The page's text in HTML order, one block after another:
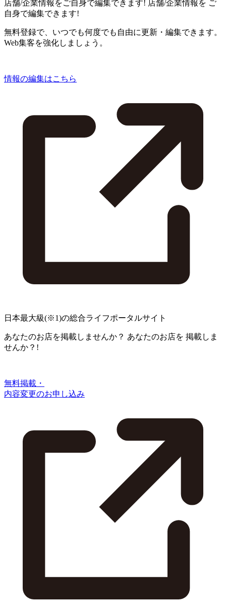
店舗/企業情報をご自身で編集できます! 店舗/企業情報を ご
自身で編集できます!
無料登録で、いつでも何度でも自由に更新・編集できます。
Web集客を強化しましょう。
情報の編集はこちら
日本最大級(※1)の総合ライフポータルサイト
あなたのお店を掲載しませんか？ あなたのお店を 掲載しま
せんか？!
無料掲載・
内容変更のお申し込み